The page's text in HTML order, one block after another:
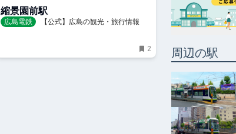
縮景園前駅
広島電鉄
【公式】広島の観光・旅行情報サ
2
周辺の駅